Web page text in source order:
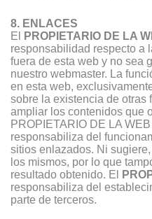
8. ENLACES
El
PROPIETARIO DE LA
responsabilidad respecto a
fuera de esta web y no sea
nuestro webmaster. La
en esta web,
sobre la existencia de otras
ampliar los contenidos que
PROPIETARIO DE LA
responsabiliza del
sitios enlazados. Ni
los mismos, por lo que
resultado obtenido. El
responsabiliza del
parte de terceros.